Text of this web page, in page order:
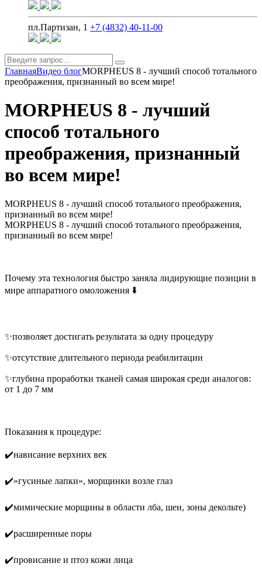
пл.Партизан, 1 +7 (4832) 40-11-00
ГлавнаяВидео блогMORPHEUS 8 - лучший способ тотального
преображения, признанный во всем мире!
MORPHEUS 8 - лучший
способ тотального
преображения, признанный
во всем мире!
MORPHEUS 8 - лучший способ тотального преображения,
признанный во всем мире!
MORPHEUS 8 - лучший способ тотального преображения,
признанный во всем мире!
Почему эта технология быстро заняла лидирующие позиции в
мире аппаратного омоложения ⬇️
✨позволяет достигать результата за одну процедуру
✨отсутствие длительного периода реабилитации
✨глубина проработки тканей самая широкая среди аналогов:
от 1 до 7 мм
Показания к процедуре:
✔️нависание верхних век
✔️»гусиные лапки», морщинки возле глаз
✔️мимические морщины в области лба, шеи, зоны декольте)
✔️расширенные поры
✔️провисание и птоз кожи лица